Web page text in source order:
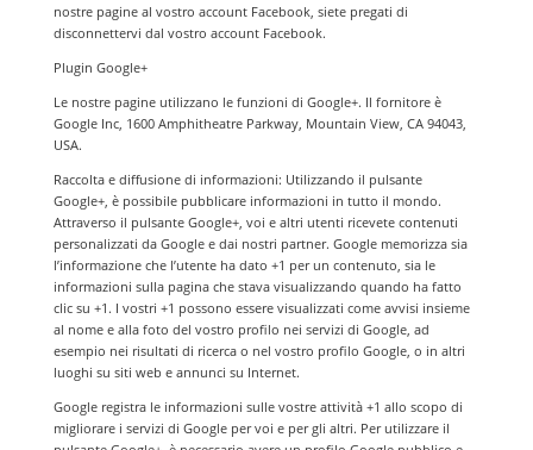
nostre pagine al vostro account Facebook, siete pregati di
disconnettervi dal vostro account Facebook.
Plugin Google+
Le nostre pagine utilizzano le funzioni di Google+. Il fornitore è
Google Inc, 1600 Amphitheatre Parkway, Mountain View, CA 94043,
USA.
Raccolta e diffusione di informazioni: Utilizzando il pulsante
Google+, è possibile pubblicare informazioni in tutto il mondo.
Attraverso il pulsante Google+, voi e altri utenti ricevete contenuti
personalizzati da Google e dai nostri partner. Google memorizza sia
l’informazione che l’utente ha dato +1 per un contenuto, sia le
informazioni sulla pagina che stava visualizzando quando ha fatto
clic su +1. I vostri +1 possono essere visualizzati come avvisi insieme
al nome e alla foto del vostro profilo nei servizi di Google, ad
esempio nei risultati di ricerca o nel vostro profilo Google, o in altri
luoghi su siti web e annunci su Internet.
Google registra le informazioni sulle vostre attività +1 allo scopo di
migliorare i servizi di Google per voi e per gli altri. Per utilizzare il